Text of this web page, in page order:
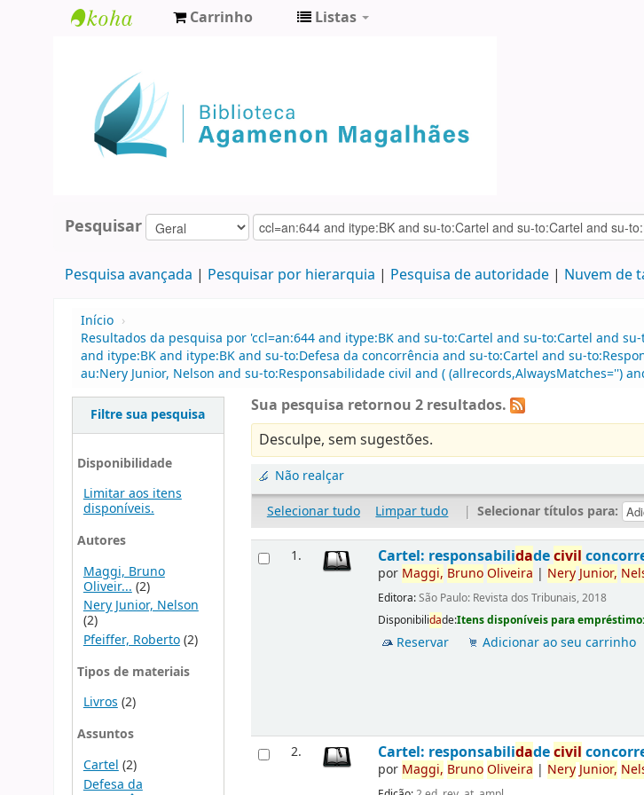
Agamenon
Magalhães
Carrinho Listas
Pesquisar
Pesquisa avançada Pesquisar por hierarquia Pesquisa de autoridade Nuvem de
Início ›
Resultados da pesquisa por 'ccl=an:644 and itype:BK and su-to:Cartel and su-to:Cartel and
and itype:BK and itype:BK and su-to:Defesa da concorrência and su-to:Cartel and su-
au:Nery Junior, Nelson and su-to:Responsabilidade civil and ( (allrecords,AlwaysMatches='')
Filtre sua pesquisa
Disponibilidade
Limitar aos itens
disponíveis.
Autores
Maggi, Bruno
Oliveir... (2)
Nery Junior, Nelson
(2)
Pfeiffer, Roberto(2)
Tipos de materiais
Livros(2)
Assuntos
Cartel (2)
Defesa da
Sua pesquisa retornou 2 resultados.
Desculpe, sem sugestões.
Não realçar
Selecionar tudo
Limpar tudo | Selecionar títulos para:
1. Cartel: responsabilidadecivil
por Maggi, BrunoOliveira | NeryJunior,
Editora:São Paulo: Revista dos Tribunais, 2018
Disponibilidade:Itens disponíveis para empréstimo:
Reservar Adicionar ao seu carrinho
2. Cartel: responsabilidadecivil
por Maggi, BrunoOliveira | NeryJunior,